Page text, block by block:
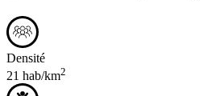
Densité
21 hab/km2